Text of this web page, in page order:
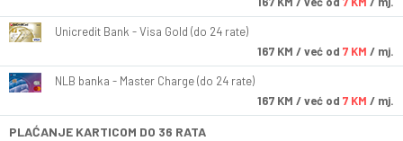
Unicredit Bank - Visa Gold (do 24 rate)
167 KM / već od 7 KM / mj.
NLB banka - Master Charge (do 24 rate)
167 KM / već od 7 KM / mj.
PLAĆANJE KARTICOM DO 36 RATA